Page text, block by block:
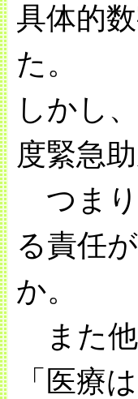
具体的
た。
しかし
度緊急
つまり
る責任
か。
また他
「医療